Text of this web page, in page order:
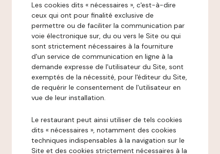
Les cookies dits « nécessaires », c'est-à-dire
ceux qui ont pour finalité exclusive de
permettre ou de faciliter la communication par
voie électronique sur, du ou vers le Site ou qui
sont strictement nécessaires à la fourniture
d'un service de communication en ligne à la
demande expresse de l'utilisateur du Site, sont
exemptés de la nécessité, pour l'éditeur du Site,
de requérir le consentement de l'utilisateur en
vue de leur installation.
Le restaurant peut ainsi utiliser de tels cookies
dits « nécessaires », notamment des cookies
techniques indispensables à la navigation sur le
Site et des cookies strictement nécessaires à la